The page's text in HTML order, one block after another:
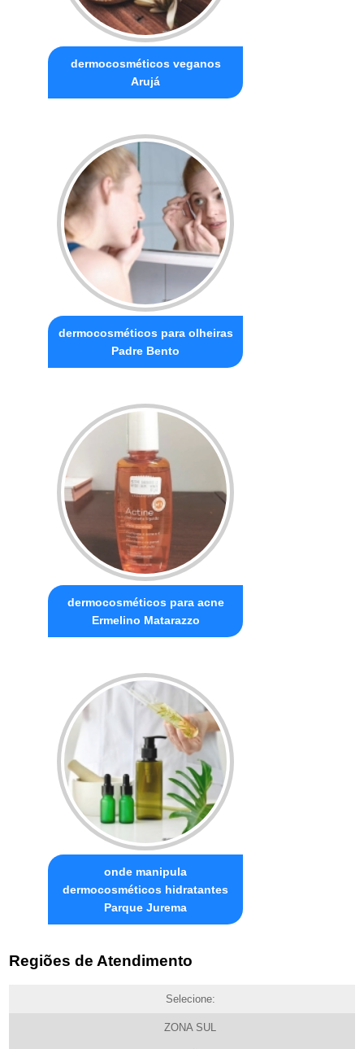
dermocosméticos veganos
Arujá
dermocosméticos para olheiras
Padre Bento
dermocosméticos para acne
Ermelino Matarazzo
onde manipula
dermocosméticos hidratantes
Parque Jurema
Regiões de Atendimento
Selecione:
ZONA SUL